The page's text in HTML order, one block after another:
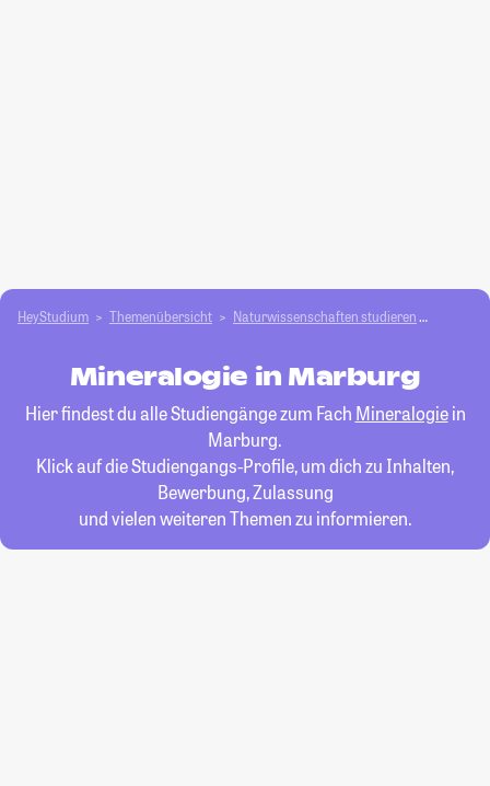
HeyStudium Themenübersicht Natur­wissenschaften studieren
Mineralogie in Marburg
Hier findest du alle Studiengänge zum Fach Mineralogiein
Marburg.
Klick auf die Studiengangs-Profile, um dich zu Inhalten,
Bewerbung, Zulassung
und vielen weiteren Themen zu informieren.